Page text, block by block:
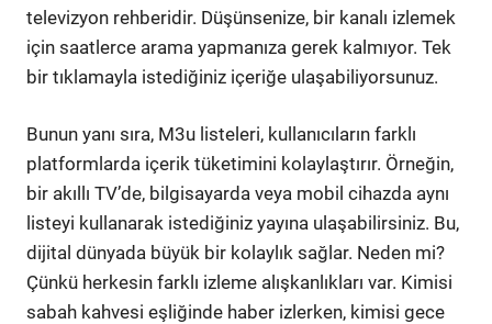
televizyon rehberidir. Düşünsenize, bir kanalı izlemek
için saatlerce arama yapmanıza gerek kalmıyor. Tek
bir tıklamayla istediğiniz içeriğe ulaşabiliyorsunuz.
Bunun yanı sıra, M3u listeleri, kullanıcıların farklı
platformlarda içerik tüketimini kolaylaştırır. Örneğin,
bir akıllı TV’de, bilgisayarda veya mobil cihazda aynı
listeyi kullanarak istediğiniz yayına ulaşabilirsiniz. Bu,
dijital dünyada büyük bir kolaylık sağlar. Neden mi?
Çünkü herkesin farklı izleme alışkanlıkları var. Kimisi
sabah kahvesi eşliğinde haber izlerken, kimisi gece